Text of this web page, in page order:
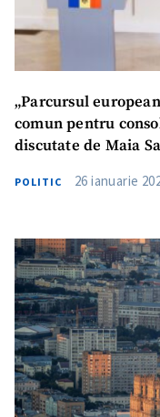
„Parcursul
comun pentru
discutate de Maia
POLITIC 26 ianuarie
Titlu știre
+
Link media
+ Link
CONTACT SURSĂ
Sursă
Nume+ Numele
Email+ Emailul